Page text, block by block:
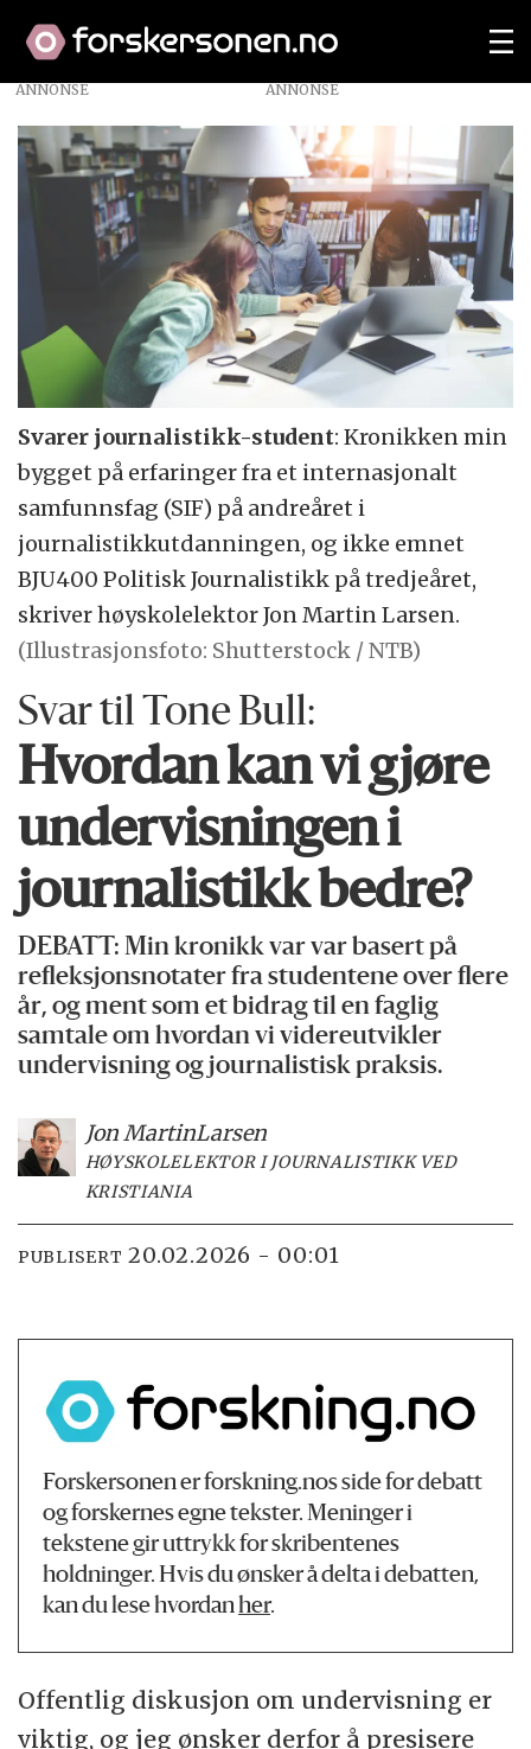
ANNONSE
Svarer journalistikk-student: Kronikken min
bygget på erfaringer fra et internasjonalt
samfunnsfag (SIF) på andreåret i
journalistikkutdanningen, og ikke emnet
BJU400 Politisk Journalistikk på tredjeåret,
skriver høyskolelektor Jon Martin Larsen.
(Illustrasjonsfoto: Shutterstock / NTB)
Svar til Tone Bull:
Hvordan kan vi gjøre
undervisningen i
journalistikk bedre?
DEBATT: Min kronikk var var basert på
refleksjonsnotater fra studentene over flere
år, og ment som et bidrag til en faglig
samtale om hvordan vi videreutvikler
undervisning og journalistisk praksis.
Jon MartinLarsen
HØYSKOLELEKTOR I JOURNALISTIKK VED
KRISTIANIA
PUBLISERT 20.02.2026 - 00:01
Forskersonen er forskning.nos side for debatt
og forskernes egne tekster. Meninger i
tekstene gir uttrykk for skribentenes
holdninger. Hvis du ønsker å delta i debatten,
kan du lese hvordanher.
Offentlig diskusjon om undervisning er
viktig, og jeg ønsker derfor å presisere